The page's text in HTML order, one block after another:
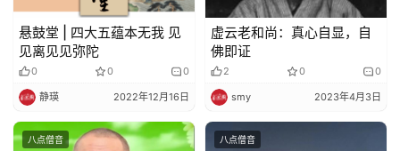
悬鼓堂 | 四大五蕴本无我 见
见离见见弥陀
0 0 0
静瑛 2022年12月16日
虚云老和尚：真心自显，自
佛即证
2 0 0
smy 2023年4月3日
八点僧音 八点僧音